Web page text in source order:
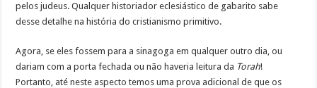
pelos judeus. Qualquer historiador eclesiástico de gabarito sabe
desse detalhe na história do cristianismo primitivo.
Agora, se eles fossem para a sinagoga em qualquer outro dia, ou
dariam com a porta fechada ou não haveria leitura da Torah!
Portanto, até neste aspecto temos uma prova adicional de que os